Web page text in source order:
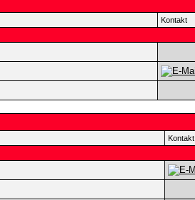
Kontakt
Kontakt